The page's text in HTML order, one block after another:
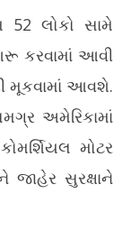
52 લોકો સામે
કરવામાં આવી
મૂકવામાં આવશે.
અમેરિકામાં
મોટર
જાહેર સુરક્ષાને